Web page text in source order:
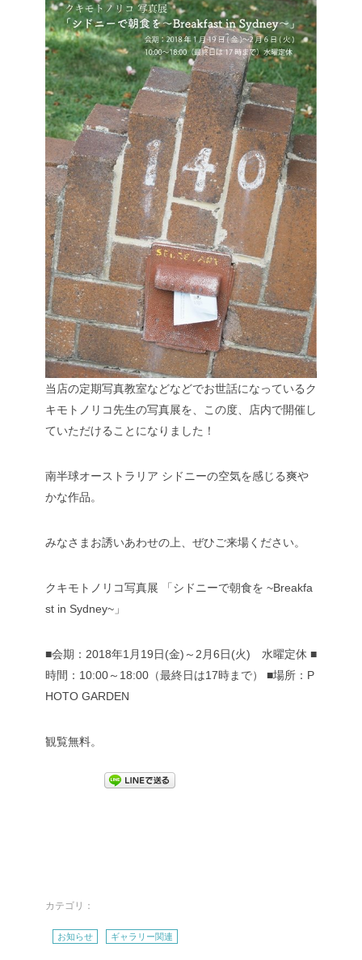
当店の定期写真教室などなどでお世話になっているク
キモトノリコ先生の写真展を、この度、店内で開催し
ていただけることになりました！
南半球オーストラリア シドニーの空気を感じる爽や
かな作品。
みなさまお誘いあわせの上、ぜひご来場ください。
クキモトノリコ写真展 「シドニーで朝食を ~Breakfa
st in Sydney~」
■会期：2018年1月19日(金)～2月6日(火) 水曜定休 ■
時間：10:00～18:00（最終日は17時まで）
■場所：P
HOTO GARDEN
観覧無料。
カテゴリ：
お知らせ ギャラリー関連